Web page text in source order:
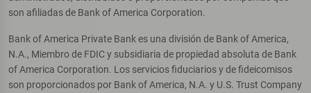
son afiliadas de Bank of America Corporation.
Bank of America Private Bank es una división de Bank of America,
N.A., Miembro de FDIC y subsidiaria de propiedad absoluta de Bank
of America Corporation. Los servicios fiduciarios y de fideicomisos
son proporcionados por Bank of America, N.A. y U.S. Trust Company